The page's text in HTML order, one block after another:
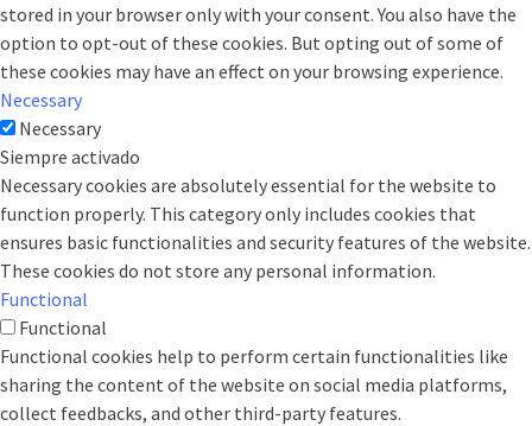
stored in your browser only with your consent. You also have the
option to opt-out of these cookies. But opting out of some of
these cookies may have an effect on your browsing experience.
Necessary
Necessary
Siempre activado
Necessary cookies are absolutely essential for the website to
function properly. This category only includes cookies that
ensures basic functionalities and security features of the website.
These cookies do not store any personal information.
Functional
Functional
Functional cookies help to perform certain functionalities like
sharing the content of the website on social media platforms,
collect feedbacks, and other third-party features.